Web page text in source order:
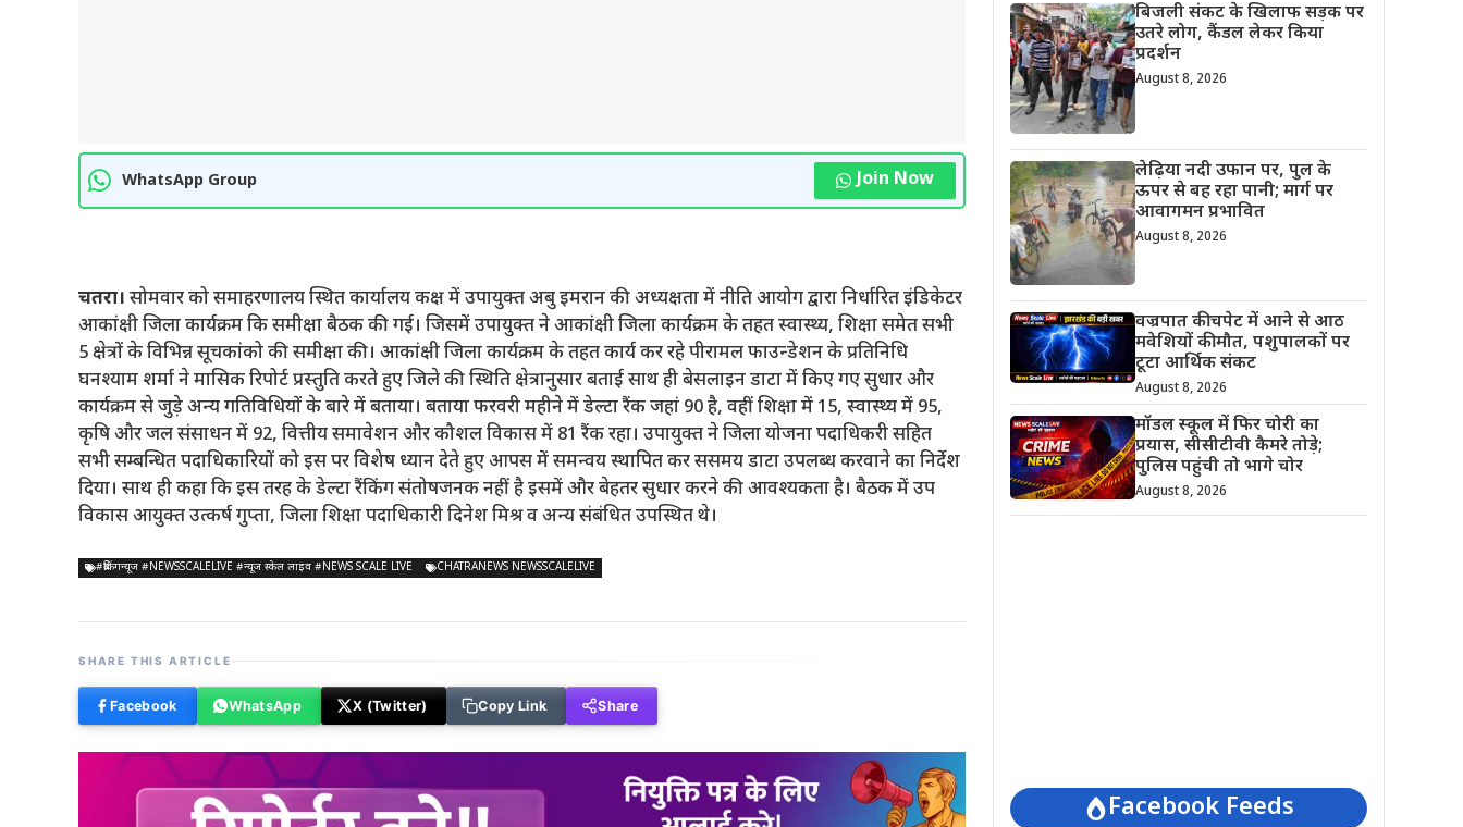
WhatsApp Group Join Now
चतरा। सोमवार को समाहरणालय स्थित कार्यालय कक्ष में उपायुक्त अबु इमरान की अध्यक्षता में नीति आयोग द्वारा निर्धारित इंडिकेटर
आकांक्षी जिला कार्यक्रम कि समीक्षा बैठक की गई। जिसमें उपायुक्त ने आकांक्षी जिला कार्यक्रम के तहत स्वास्थ्य, शिक्षा समेत सभी
5 क्षेत्रों के विभिन्न सूचकांको की समीक्षा की। आकांक्षी जिला कार्यक्रम के तहत कार्य कर रहे पीरामल फाउन्डेशन के प्रतिनिधि
घनश्याम शर्मा ने मासिक रिपोर्ट प्रस्तुति करते हुए जिले की स्थिति क्षेत्रानुसार बताई साथ ही बेसलाइन डाटा में किए गए सुधार और
कार्यक्रम से जुड़े अन्य गतिविधियों के बारे में बताया। बताया फरवरी महीने में डेल्टा रैंक जहां 90 है, वहीं शिक्षा में 15, स्वास्थ्य में 95,
कृषि और जल संसाधन में 92, वित्तीय समावेशन और कौशल विकास में 81 रैंक रहा। उपायुक्त ने जिला योजना पदाधिकरी सहित
सभी सम्बन्धित पदाधिकारियों को इस पर विशेष ध्यान देते हुए आपस में समन्वय स्थापित कर ससमय डाटा उपलब्ध करवाने का निर्देश
दिया। साथ ही कहा कि इस तरह के डेल्टा रैंकिंग संतोषजनक नहीं है इसमें और बेहतर सुधार करने की आवश्यकता है। बैठक में उप
विकास आयुक्त उत्कर्ष गुप्ता, जिला शिक्षा पदाधिकारी दिनेश मिश्र व अन्य संबंधित उपस्थित थे।
#ब्रेकिंगन्यूज #NEWSSCALELIVE #न्यूज स्केल लाइव #NEWS SCALE LIVE CHATRANEWS NEWSSCALELIVE
SHARE THIS ARTICLE
Facebook WhatsApp X (Twitter) Copy Link Share
बिजली संकट के खिलाफ सड़क पर
उतरे लोग, कैंडल लेकर किया
प्रदर्शन
August 8, 2026
लेढ़िया नदी उफान पर, पुल के
ऊपर से बह रहा पानी; मार्ग पर
आवागमन प्रभावित
August 8, 2026
वज्रपात की चपेट में आने से आठ
मवेशियों की मौत, पशुपालकों पर
टूटा आर्थिक संकट
August 8, 2026
मॉडल स्कूल में फिर चोरी का
प्रयास, सीसीटीवी कैमरे तोड़े;
पुलिस पहुंची तो भागे चोर
August 8, 2026
Facebook Feeds